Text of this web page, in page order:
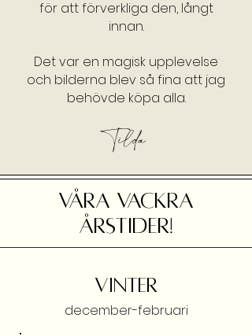
för att förverkliga den, långt
innan.
Det var en magisk upplevelse
och bilderna blev så fina att jag
behövde köpa alla.
Tilda
VÅRA VACKRA
ÅRSTIDER!
VINTER
december-februari